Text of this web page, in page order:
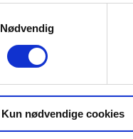
Nødvendig
Kun nødvendige cookies